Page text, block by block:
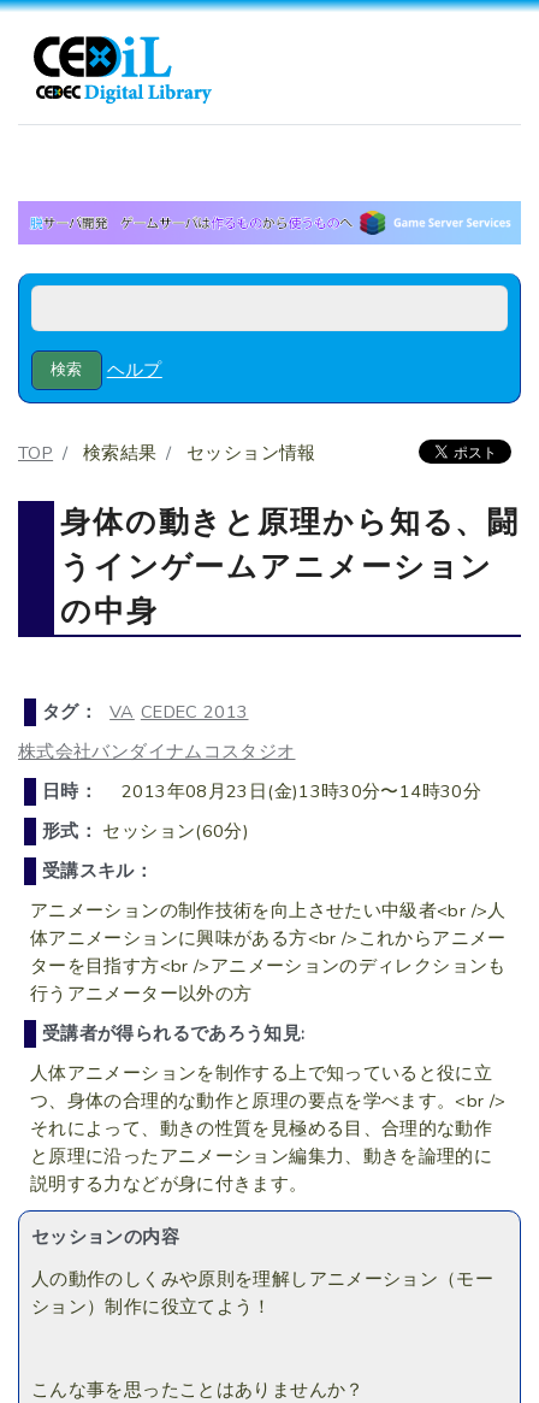
ヘルプ
TOP 検索結果 セッション情報
身体の動きと原理から知る、闘
うインゲームアニメーション
の中身
タグ： VA CEDEC 2013
株式会社バンダイナムコスタジオ
日時：
2013年08月23日(金)13時30分〜14時30分
形式： セッション(60分)
受講スキル：
アニメーションの制作技術を向上させたい中級者<br />人
体アニメーションに興味がある方<br />これからアニメー
ターを目指す方<br />アニメーションのディレクションも
行うアニメーター以外の方
受講者が得られるであろう知見:
人体アニメーションを制作する上で知っていると役に立
つ、身体の合理的な動作と原理の要点を学べます。<br />
それによって、動きの性質を見極める目、合理的な動作
と原理に沿ったアニメーション編集力、動きを論理的に
説明する力などが身に付きます。
セッションの内容
人の動作のしくみや原則を理解しアニメーション（モー
ション）制作に役立てよう！
こんな事を思ったことはありませんか？